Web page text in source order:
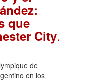
que
City.
de
en los